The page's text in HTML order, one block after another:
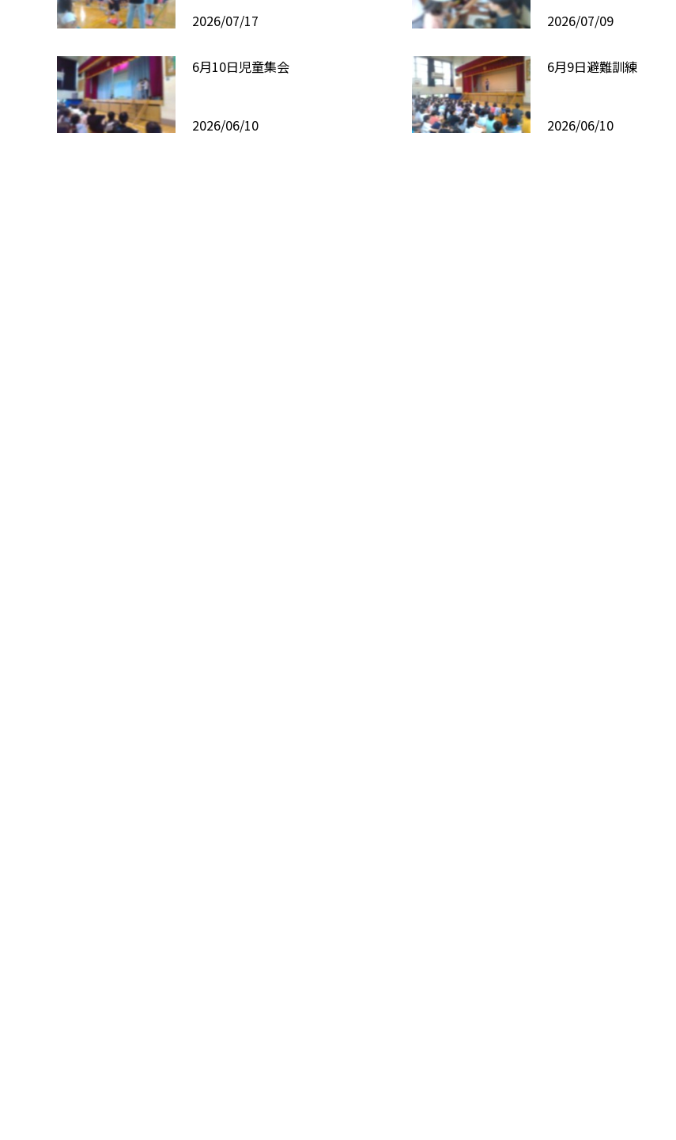
2026/07/17
2026/07/09
6月10日児童集会
2026/06/10
6月9日避難訓練
2026/06/10